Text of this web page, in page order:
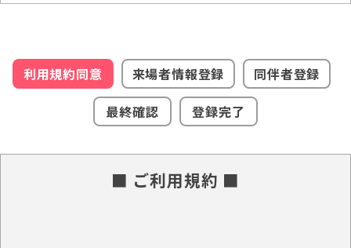
利用規約同意 来場者情報登録
同伴者登録
最終確認
登録完了
■ ご利用規約 ■